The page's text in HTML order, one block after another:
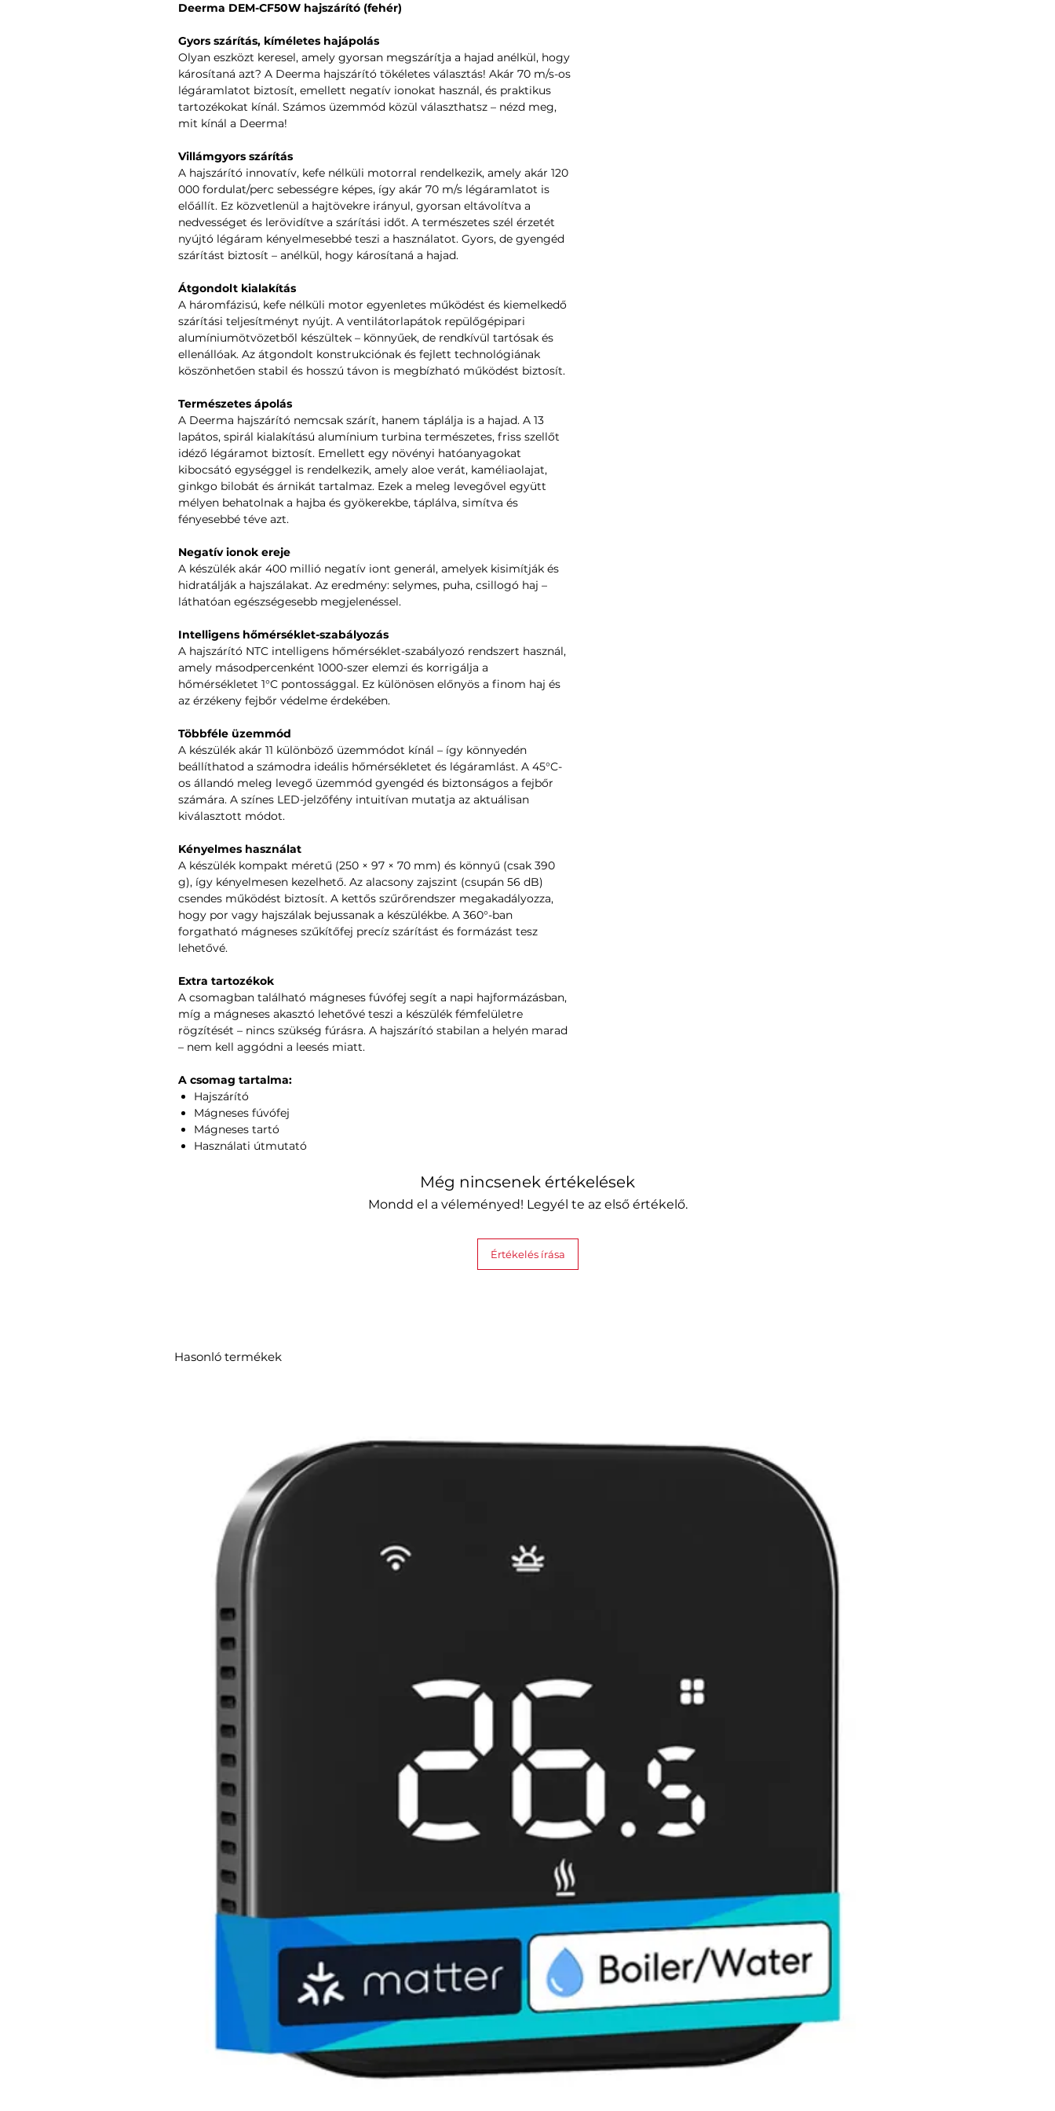
Deerma DEM-CF50W hajszárító (fehér)
Gyors szárítás, kíméletes hajápolás
Olyan eszközt keresel, amely gyorsan megszárítja a hajad anélkül, hogy
károsítaná azt? A Deerma hajszárító tökéletes választás! Akár 70 m/s-os
légáramlatot biztosít, emellett negatív ionokat használ, és praktikus
tartozékokat kínál. Számos üzemmód közül választhatsz – nézd meg,
mit kínál a Deerma!
Villámgyors szárítás
A hajszárító innovatív, kefe nélküli motorral rendelkezik, amely akár 120
000 fordulat/perc sebességre képes, így akár 70 m/s légáramlatot is
előállít. Ez közvetlenül a hajtövekre irányul, gyorsan eltávolítva a
nedvességet és lerövidítve a szárítási időt. A természetes szél érzetét
nyújtó légáram kényelmesebbé teszi a használatot. Gyors, de gyengéd
szárítást biztosít – anélkül, hogy károsítaná a hajad.
Átgondolt kialakítás
A háromfázisú, kefe nélküli motor egyenletes működést és kiemelkedő
szárítási teljesítményt nyújt. A ventilátorlapátok repülőgépipari
alumíniumötvözetből készültek – könnyűek, de rendkívül tartósak és
ellenállóak. Az átgondolt konstrukciónak és fejlett technológiának
köszönhetően stabil és hosszú távon is megbízható működést biztosít.
Természetes ápolás
A Deerma hajszárító nemcsak szárít, hanem táplálja is a hajad. A 13
lapátos, spirál kialakítású alumínium turbina természetes, friss szellőt
idéző légáramot biztosít. Emellett egy növényi hatóanyagokat
kibocsátó egységgel is rendelkezik, amely aloe verát, kaméliaolajat,
ginkgo bilobát és árnikát tartalmaz. Ezek a meleg levegővel együtt
mélyen behatolnak a hajba és gyökerekbe, táplálva, simítva és
fényesebbé téve azt.
Negatív ionok ereje
A készülék akár 400 millió negatív iont generál, amelyek kisimítják és
hidratálják a hajszálakat. Az eredmény: selymes, puha, csillogó haj –
láthatóan egészségesebb megjelenéssel.
Intelligens hőmérséklet-szabályozás
A hajszárító NTC intelligens hőmérséklet-szabályozó rendszert használ,
amely másodpercenként 1000-szer elemzi és korrigálja a
hőmérsékletet 1°C pontossággal. Ez különösen előnyös a finom haj és
az érzékeny fejbőr védelme érdekében.
Többféle üzemmód
A készülék akár 11 különböző üzemmódot kínál – így könnyedén
beállíthatod a számodra ideális hőmérsékletet és légáramlást. A 45°C-
os állandó meleg levegő üzemmód gyengéd és biztonságos a fejbőr
számára. A színes LED-jelzőfény intuitívan mutatja az aktuálisan
kiválasztott módot.
Kényelmes használat
A készülék kompakt méretű (250 × 97 × 70 mm) és könnyű (csak 390
g), így kényelmesen kezelhető. Az alacsony zajszint (csupán 56 dB)
csendes működést biztosít. A kettős szűrőrendszer megakadályozza,
hogy por vagy hajszálak bejussanak a készülékbe. A 360°-ban
forgatható mágneses szűkítőfej precíz szárítást és formázást tesz
lehetővé.
Extra tartozékok
A csomagban található mágneses fúvófej segít a napi hajformázásban,
míg a mágneses akasztó lehetővé teszi a készülék fémfelületre
rögzítését – nincs szükség fúrásra. A hajszárító stabilan a helyén marad
– nem kell aggódni a leesés miatt.
A csomag tartalma:
Hajszárító
Mágneses fúvófej
Mágneses tartó
Használati útmutató
Még nincsenek értékelések
Mondd el a véleményed! Legyél te az első értékelő.
Értékelés írása
Hasonló termékek